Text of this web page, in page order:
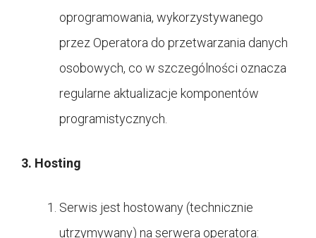
oprogramowania, wykorzystywanego
przez Operatora do przetwarzania danych
osobowych, co w szczególności oznacza
regularne aktualizacje komponentów
programistycznych.
3. Hosting
Serwis jest hostowany (technicznie
utrzymywany) na serwera operatora: